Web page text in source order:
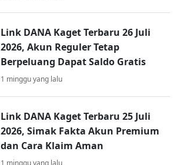
Link DANA Kaget Terbaru 26 Juli
2026, Akun Reguler Tetap
Berpeluang Dapat Saldo Gratis
1 minggu yang lalu
Link DANA Kaget Terbaru 25 Juli
2026, Simak Fakta Akun Premium
dan Cara Klaim Aman